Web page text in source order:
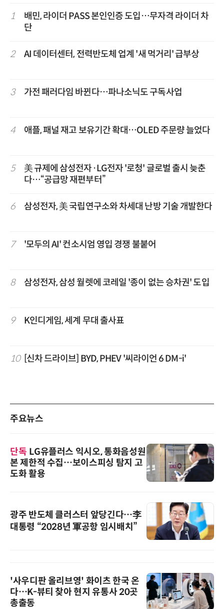
1
배민, 라이더 PASS 본인인증 도입…무자격 라이더 차
단
2 AI 데이터센터, 전력반도체 업계 '새 먹거리' 급부상
3 가전 패러다임 바뀐다…파나소닉도 구독사업
4 애플, 패널 재고 보유기간 확대…OLED 주문량 늘었다
5
美 규제에 삼성전자·LG전자 '로청' 글로벌 출시 늦춘
다…“공급망 재편부터”
6 삼성전자, 美 국립연구소와 차세대 난방 기술 개발한다
7 '모두의 AI' 컨소시엄 영입 경쟁 불붙어
8 삼성전자, 삼성 월렛에 코레일 '종이 없는 승차권' 도입
9 K인디게임, 세계 무대 출사표
10 [신차 드라이브] BYD, PHEV '씨라이언 6 DM-i'
주요뉴스
단독 LG유플러스 익시오, 통화음성원
본 제한적 수집…보이스피싱 탐지 고
도화 활용
광주 반도체 클러스터 앞당긴다…李
대통령 “2028년 軍공항 임시배치”
'사우디판 올리브영' 화이츠 한국 온
다…K-뷰티 찾아 현지 유통사 20곳
총출동